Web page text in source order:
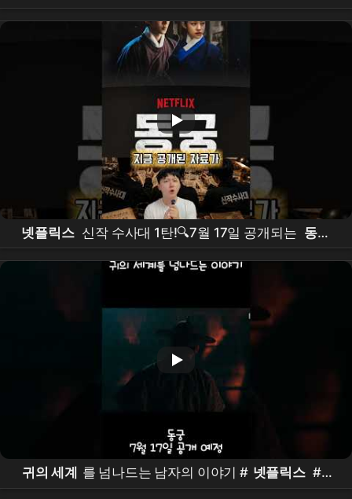
고편
넷플릭스 신작 수사대 1탄!🔍7월 17일 공개되는 동궁
포스터를 보고 수사에 들어갔습니다🕵️‍♂️ #틱톡앰배서더
#theeastpalace #netflixkr #
귀의 세계 를 넘나드는 남자의 이야기 # 넷플릭스 #쇼
츠